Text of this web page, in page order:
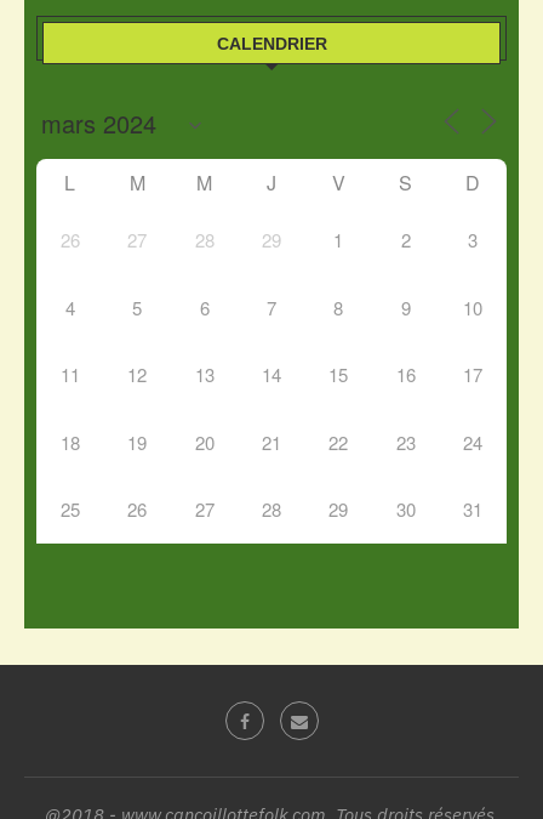
CALENDRIER
L M M J V S D
26 27 28 29 1 2 3
4 5 6 7 8 9 10
11 12 13 14 15 16 17
18 19 20 21 22 23 24
25 26 27 28 29 30 31
@2018 - www.cancoillottefolk.com. Tous droits réservés.